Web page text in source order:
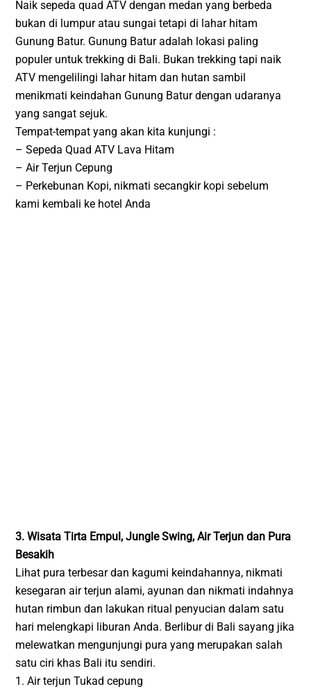
Naik sepeda quad ATV dengan medan yang berbeda
bukan di lumpur atau sungai tetapi di lahar hitam
Gunung Batur. Gunung Batur adalah lokasi paling
populer untuk trekking di Bali. Bukan trekking tapi naik
ATV mengelilingi lahar hitam dan hutan sambil
menikmati keindahan Gunung Batur dengan udaranya
yang sangat sejuk.
Tempat-tempat yang akan kita kunjungi :
– Sepeda Quad ATV Lava Hitam
– Air Terjun Cepung
– Perkebunan Kopi, nikmati secangkir kopi sebelum
kami kembali ke hotel Anda
3. Wisata Tirta Empul, Jungle Swing, Air Terjun dan Pura
Besakih
Lihat pura terbesar dan kagumi keindahannya, nikmati
kesegaran air terjun alami, ayunan dan nikmati indahnya
hutan rimbun dan lakukan ritual penyucian dalam satu
hari melengkapi liburan Anda. Berlibur di Bali sayang jika
melewatkan mengunjungi pura yang merupakan salah
satu ciri khas Bali itu sendiri.
1. Air terjun Tukad cepung